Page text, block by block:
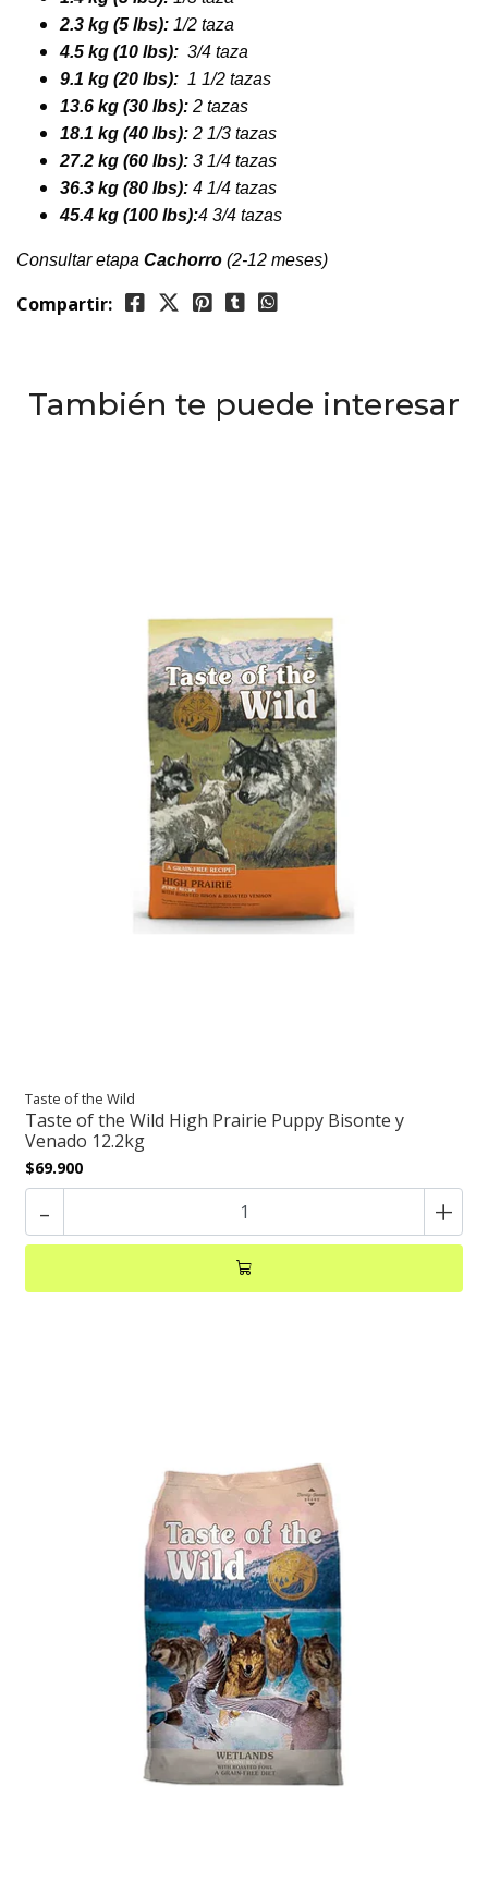
2.3 kg (5 lbs): 1/2 taza
4.5 kg (10 lbs): 3/4 taza
9.1 kg (20 lbs): 1 1/2 tazas
13.6 kg (30 lbs): 2 tazas
18.1 kg (40 lbs): 2 1/3 tazas
27.2 kg (60 lbs): 3 1/4 tazas
36.3 kg (80 lbs): 4 1/4 tazas
45.4 kg (100 lbs):4 3/4 tazas
Consultar etapa Cachorro (2-12 meses)
Compartir:
También te puede interesar
Taste of the Wild
Taste of the Wild High Prairie Puppy Bisonte y
Venado 12.2kg
$69.900
- +